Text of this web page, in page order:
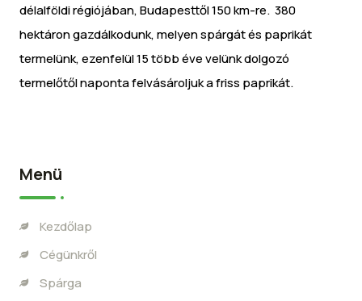
délalföldi régiójában, Budapesttől 150 km-re. 380
hektáron gazdálkodunk, melyen spárgát és paprikát
termelünk, ezenfelül 15 több éve velünk dolgozó
termelőtől naponta felvásároljuk a friss paprikát.
Menü
Kezdőlap
Cégünkről
Spárga